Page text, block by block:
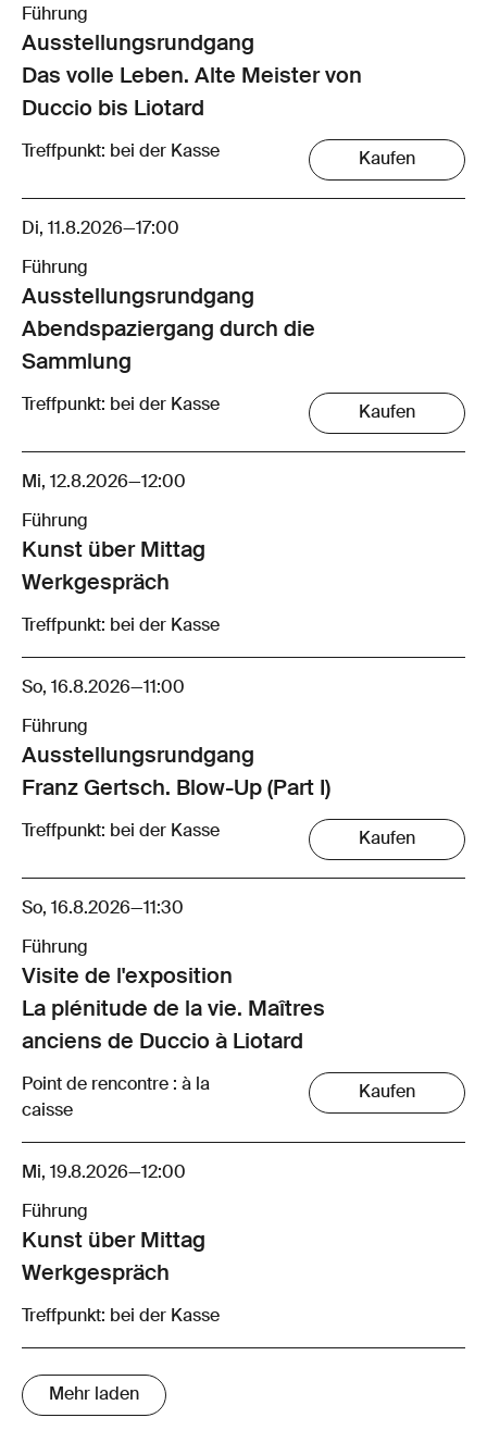
Führung
Ausstellungsrund­gang
Das volle Leben. Alte Meister von
Duccio bis Liotard
Treffpunkt: bei der Kasse Kaufen
Di, 11.8.2026—17:00
Führung
Ausstellungsrund­gang
Abendspaziergang durch die
Sammlung
Treffpunkt: bei der Kasse Kaufen
Mi, 12.8.2026—12:00
Führung
Kunst über Mittag
Werkgespräch
Treffpunkt: bei der Kasse
So, 16.8.2026—11:00
Führung
Ausstellungsrund­gang
Franz Gertsch. Blow-Up (Part I)
Treffpunkt: bei der Kasse Kaufen
So, 16.8.2026—11:30
Führung
Visite de l'exposition
La plénitude de la vie. Maîtres
anciens de Duccio à Liotard
Point de rencontre : à la
caisse
Kaufen
Mi, 19.8.2026—12:00
Führung
Kunst über Mittag
Werkgespräch
Treffpunkt: bei der Kasse
Mehr laden